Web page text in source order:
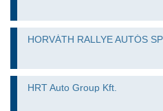
HORVÁTH RALLYE AUTÓS
HRT Auto Group Kft.